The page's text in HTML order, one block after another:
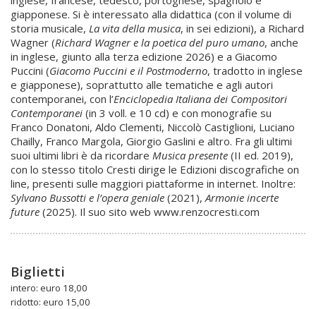
giapponese. Si è interessato alla didattica (con il volume di
storia musicale, La vita della musica, in sei edizioni), a Richard
Wagner (Richard Wagner e la poetica del puro umano, anche
in inglese, giunto alla terza edizione 2026) e a Giacomo
Puccini (Giacomo Puccini e il Postmoderno, tradotto in inglese
e giapponese), soprattutto alle tematiche e agli autori
contemporanei, con l’Enciclopedia Italiana dei Compositori
Contemporanei (in 3 voll. e 10 cd) e con monografie su
Franco Donatoni, Aldo Clementi, Niccolò Castiglioni, Luciano
Chailly, Franco Margola, Giorgio Gaslini e altro. Fra gli ultimi
suoi ultimi libri è da ricordare Musica presente (II ed. 2019),
con lo stesso titolo Cresti dirige le Edizioni discografiche on
line, presenti sulle maggiori piattaforme in internet. Inoltre:
Sylvano Bussotti e l’opera geniale (2021), Armonie incerte
future (2025). Il suo sito web www.renzocresti.com
Biglietti
intero: euro 18,00
ridotto: euro 15,00